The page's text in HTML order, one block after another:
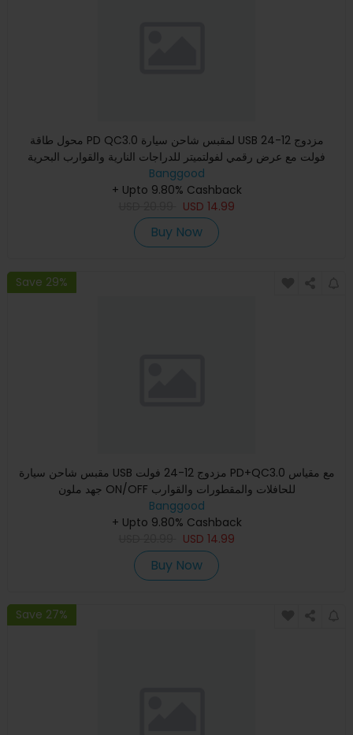
محول طاقة PD QC3.0 لمقبس شاحن سيارة USB مزدوج 12-24
فولت مع عرض رقمي لفولتميتر للدراجات النارية والقوارب البحرية
والشاحن
Banggood
+ Upto 9.80% Cashback
USD 14.99
Buy Now
Save 29%
مقبس شاحن سيارة USB مزدوج 12-24 فولت PD+QC3.0 مع مقياس
جهد ملون ON/OFF للحافلات والمقطورات والقوارب
Banggood
+ Upto 9.80% Cashback
USD 14.99
Buy Now
Save 27%